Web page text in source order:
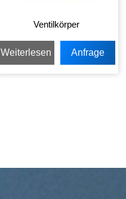
Ventilkörper
Weiterlesen Anfrage
senden